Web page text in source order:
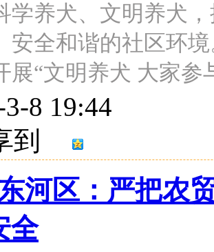
学养犬、文明养犬
安全和谐的社区环
展“文明养犬 大家参
8 19:44
到
河区：严把农
全